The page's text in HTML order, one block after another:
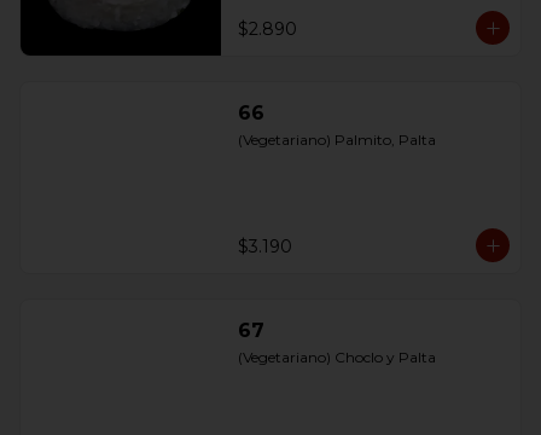
$2.890
66
(Vegetariano) Palmito, Palta
$3.190
67
(Vegetariano) Choclo y Palta